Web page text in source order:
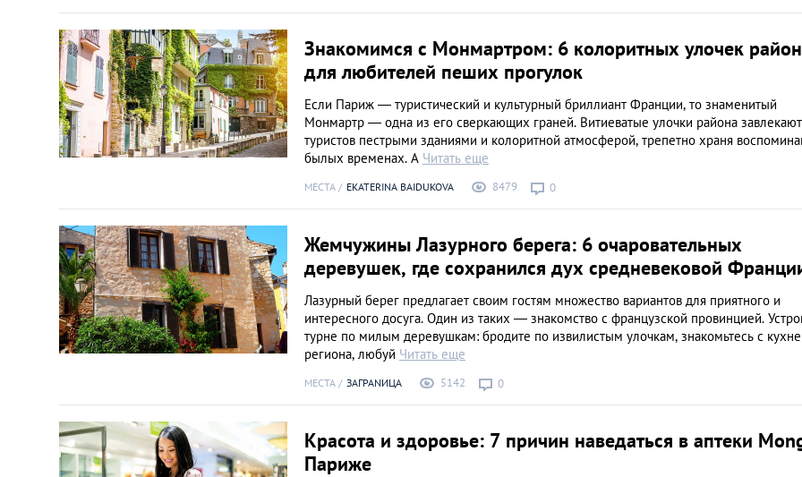
Знакомимся с Монмартром: 6 колоритных улочек
для любителей пеших прогулок
Если Париж — туристический и культурный бриллиант Франции, то знаменитый
Монмартр — одна из его сверкающих граней. Витиеватые улочки района завлекают
туристов пестрыми зданиями и колоритной атмосферой, трепетно храня
былых временах. А Читать еще
МЕСТА EKATERINA BAIDUKOVA 8479 0
Жемчужины Лазурного берега: 6 очаровательных
деревушек, где сохранился дух средневековой
Лазурный берег предлагает своим гостям множество вариантов для приятного и
интересного досуга. Один из таких — знакомство с французской провинцией.
турне по милым деревушкам: бродите по извилистым улочкам, знакомьтесь с
региона, любуй Читать еще
МЕСТА ЗАГРАNИЦА 5142 0
Красота и здоровье: 7 причин наведаться в аптеки
Париже